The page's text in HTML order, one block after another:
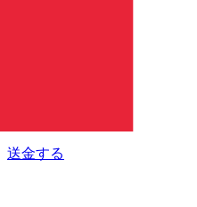
送金する